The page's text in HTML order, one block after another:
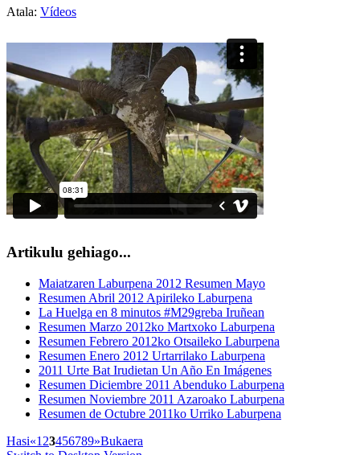
Atala: Vídeos
Artikulu gehiago...
Maiatzaren Laburpena 2012 Resumen Mayo
Resumen Abril 2012 Apirileko Laburpena
La Huelga en 8 minutos #M29greba Iruñean
Resumen Marzo 2012ko Martxoko Laburpena
Resumen Febrero 2012ko Otsaileko Laburpena
Resumen Enero 2012 Urtarrilako Laburpena
2011 Urte Bat Irudietan Un Año En Imágenes
Resumen Diciembre 2011 Abenduko Laburpena
Resumen Noviembre 2011 Azaroako Laburpena
Resumen de Octubre 2011ko Urriko Laburpena
Hasi«1 23456789»Bukaera